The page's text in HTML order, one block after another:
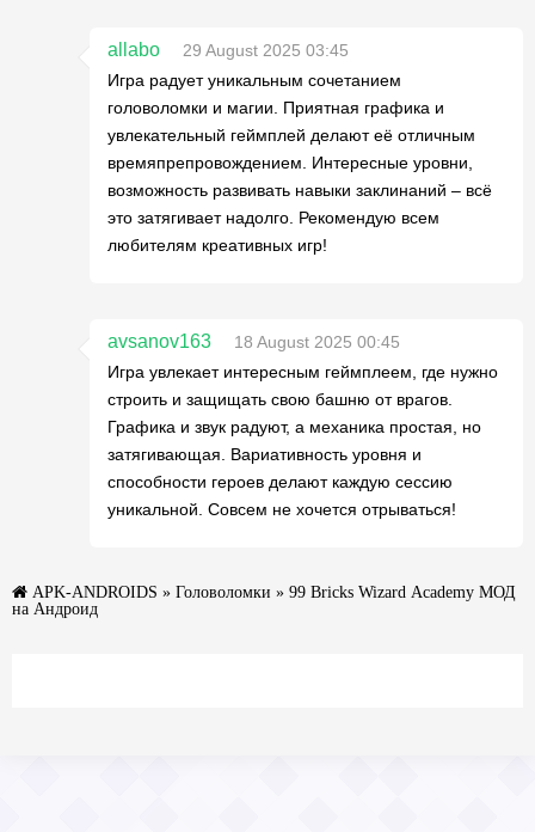
allabo
29 August 2025 03:45
Игра радует уникальным сочетанием
головоломки и магии. Приятная графика и
увлекательный геймплей делают её отличным
времяпрепровождением. Интересные уровни,
возможность развивать навыки заклинаний – всё
это затягивает надолго. Рекомендую всем
любителям креативных игр!
avsanov163
18 August 2025 00:45
Игра увлекает интересным геймплеем, где нужно
строить и защищать свою башню от врагов.
Графика и звук радуют, а механика простая, но
затягивающая. Вариативность уровня и
способности героев делают каждую сессию
уникальной. Совсем не хочется отрываться!
APK-ANDROIDS » Головоломки » 99 Bricks Wizard Academy МОД
на Андроид